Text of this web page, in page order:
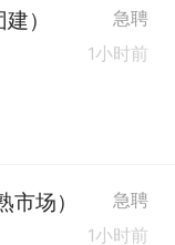
） 急聘
1小时前
场） 急聘
1小时前